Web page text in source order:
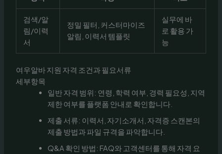
검색/알
림/이력
서
정밀 필터, 커스터마이즈
알림, 이력서 템플릿
실무에 바
로 활용 가
능
여우알바 지원 자격 조건과 필요서류
세부항목
일반 자격 범위: 연령, 학력 여부, 경력 필요성, 지역
제한 여부를 플랫폼 안내로 확인합니다.
제출 서류: 이력서, 자기소개서, 자격증 스캔본의
제출 방법과 파일 규격을 파악합니다.
Q&A 확인 방법: FAQ와 고객센터를 통해 자격 요